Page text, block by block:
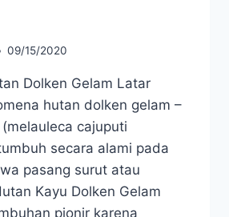
09/15/2020
Dolken Gelam Latar
hutan dolken gelam –
cajuputi
secara alami pada
pasang surut atau
Kayu Dolken Gelam
pionir karena